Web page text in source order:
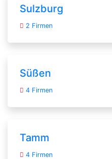
Sulzburg
2 Firmen
Süßen
4 Firmen
Tamm
4 Firmen